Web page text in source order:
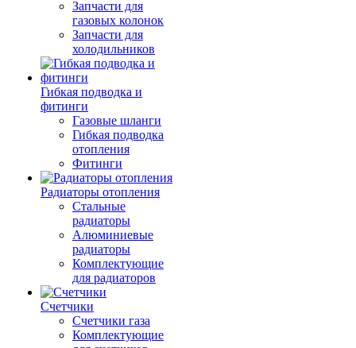
Запчасти для
газовых колонок
Запчасти для
холодильников
Гибкая подводка и
фитинги
Газовые шланги
Гибкая подводка
отопления
Фитинги
Радиаторы отопления
Стальные
радиаторы
Алюминиевые
радиаторы
Комплектующие
для радиаторов
Счетчики
Счетчики газа
Комплектующие